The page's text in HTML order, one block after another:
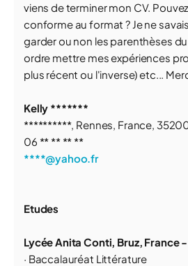
viens de terminer mon CV.
conforme au format ? Je ne
garder ou non les parenthèses
ordre mettre mes expériences
plus récent ou l'inverse) etc...
Kelly *******
**********, Rennes, France,
06 ** ** ** **
****@yahoo.fr
Etudes
Lycée Anita Conti, Bruz, France
· Baccalauréat Littérature